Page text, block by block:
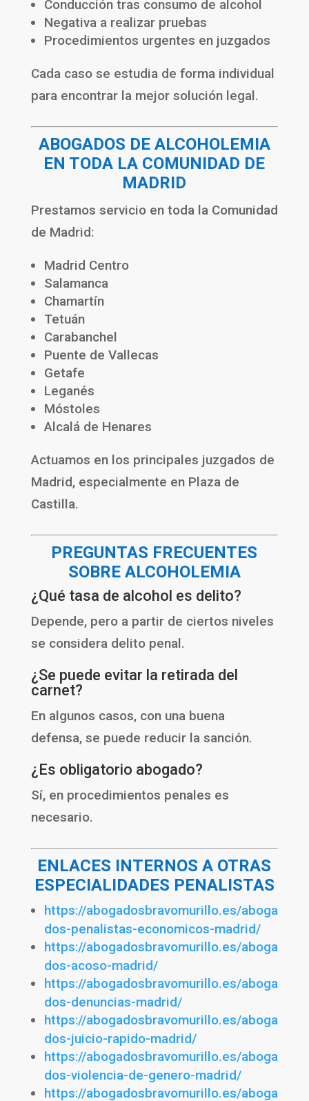
Conducción tras consumo de alcohol
Negativa a realizar pruebas
Procedimientos urgentes en juzgados
Cada caso se estudia de forma individual
para encontrar la mejor solución legal.
ABOGADOS DE ALCOHOLEMIA
EN TODA LA COMUNIDAD DE
MADRID
Prestamos servicio en toda la Comunidad
de Madrid:
Madrid Centro
Salamanca
Chamartín
Tetuán
Carabanchel
Puente de Vallecas
Getafe
Leganés
Móstoles
Alcalá de Henares
Actuamos en los principales juzgados de
Madrid, especialmente en Plaza de
Castilla.
PREGUNTAS FRECUENTES
SOBRE ALCOHOLEMIA
¿Qué tasa de alcohol es delito?
Depende, pero a partir de ciertos niveles
se considera delito penal.
¿Se puede evitar la retirada del
carnet?
En algunos casos, con una buena
defensa, se puede reducir la sanción.
¿Es obligatorio abogado?
Sí, en procedimientos penales es
necesario.
ENLACES INTERNOS A OTRAS
ESPECIALIDADES PENALISTAS
https://abogadosbravomurillo.es/aboga
dos-penalistas-economicos-madrid/
https://abogadosbravomurillo.es/aboga
dos-acoso-madrid/
https://abogadosbravomurillo.es/aboga
dos-denuncias-madrid/
https://abogadosbravomurillo.es/aboga
dos-juicio-rapido-madrid/
https://abogadosbravomurillo.es/aboga
dos-violencia-de-genero-madrid/
https://abogadosbravomurillo.es/aboga